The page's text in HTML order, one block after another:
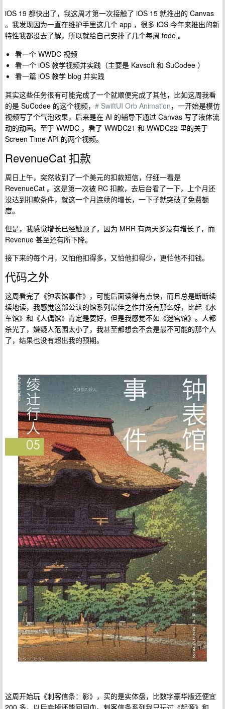
iOS 19 都快出了，我这周才第一次接触了 iOS 15 就推出的 Canvas
。我发现因为一直在维护手里这几个 app ，很多 iOS 今年来推出的新
特性我都没去了解，所以就给自己安排了几个每周 todo 。
看一个 WWDC 视频
看一个 iOS 教学视频并实践（主要是 Kavsoft 和 SuCodee ）
看一篇 iOS 教学 blog 并实践
其实这些任务很有可能完成了一个就顺便完成了其他，比如这周我看
的是 SuCodee 的这个视频， # SwiftUI Orb Animation，一开始是模仿
视频写了个气泡效果，后来是在 AI 的辅导下通过 Canvas 写了液体流
动的动画。至于 WWDC ，看了 WWDC21 和 WWDC22 里的关于
Screen Time API 的两个视频。
RevenueCat 扣款
周日上午，突然收到了一个美元的扣款短信，仔细一看是
RevenueCat 。这是第一次被 RC 扣款，去后台看了一下，上个月还
没达到扣款条件，就这一个月连续的增长，一下子就突破了免费额
度。
但是，我感觉增长已经触顶了，因为 MRR 有两天多没有增长了，而
Revenue 甚至还有所下降。
接下来的每个月，又怕他扣得多，又怕他扣得少，更怕他不扣钱。
代码之外
这周看完了《钟表馆事件》，可能后面读得有点快，而且总是断断续
续地读，我感觉这部公认的馆系列最佳之作并没有那么好，比起《水
车馆》和《人偶馆》肯定是要好，但是我感觉不如《迷宫馆》。人都
杀光了，嫌疑人范围太小了，我甚至都想会不会是最不可能的那个人
了，结果也没有超出我的预期。
这周开始玩《刺客信条：影》，买的是实体盘，比数字豪华版还便宜
200 多，以后卖掉还能回回血。刺客信条系列我只玩过《起源》和